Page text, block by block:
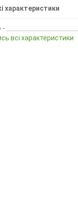
характеристики
-
всі характеристики